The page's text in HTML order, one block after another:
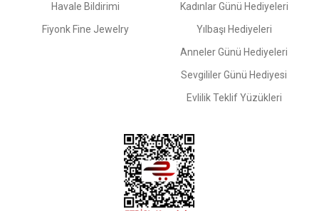
Havale Bildirimi
Fiyonk Fine Jewelry
Kadınlar Günü Hediyeleri
Yılbaşı Hediyeleri
Anneler Günü Hediyeleri
Sevgililer Günü Hediyesi
Evlilik Teklif Yüzükleri